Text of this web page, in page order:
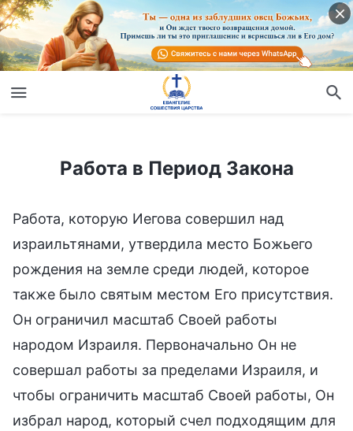
Работа в Период Закона
Работа, которую Иегова совершил над
израильтянами, утвердила место Божьего
рождения на земле среди людей, которое
также было святым местом Его присутствия.
Он ограничил масштаб Своей работы
народом Израиля. Первоначально Он не
совершал работы за пределами Израиля, и
чтобы ограничить масштаб Своей работы, Он
избрал народ, который счел подходящим для